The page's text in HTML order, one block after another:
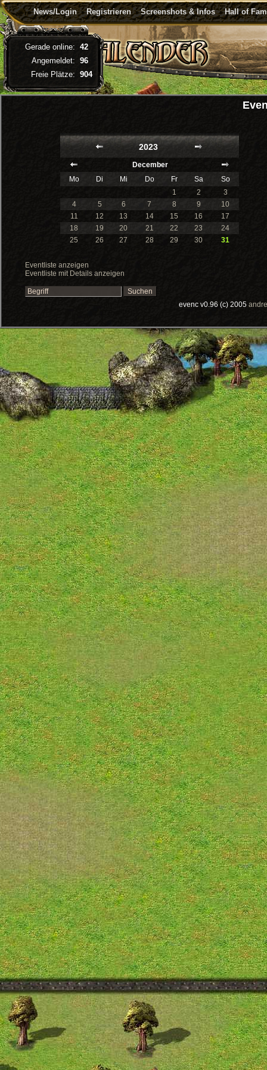
News/Login Registrieren Screenshots & Infos Hall of
2023
December
Mo
Di Mi Do Fr Sa
So
1
2
3
4
5 6 7 8 9
10
11
12 13 14 15 16
17
18
19 20 21 22 23
24
25
26 27 28 29 30 31
Eventliste anzeigen
Eventliste mit Details anzeigen
evenc v0.96 (c) 2005
Gerade online: 42
Angemeldet: 96
Freie Plätze: 904